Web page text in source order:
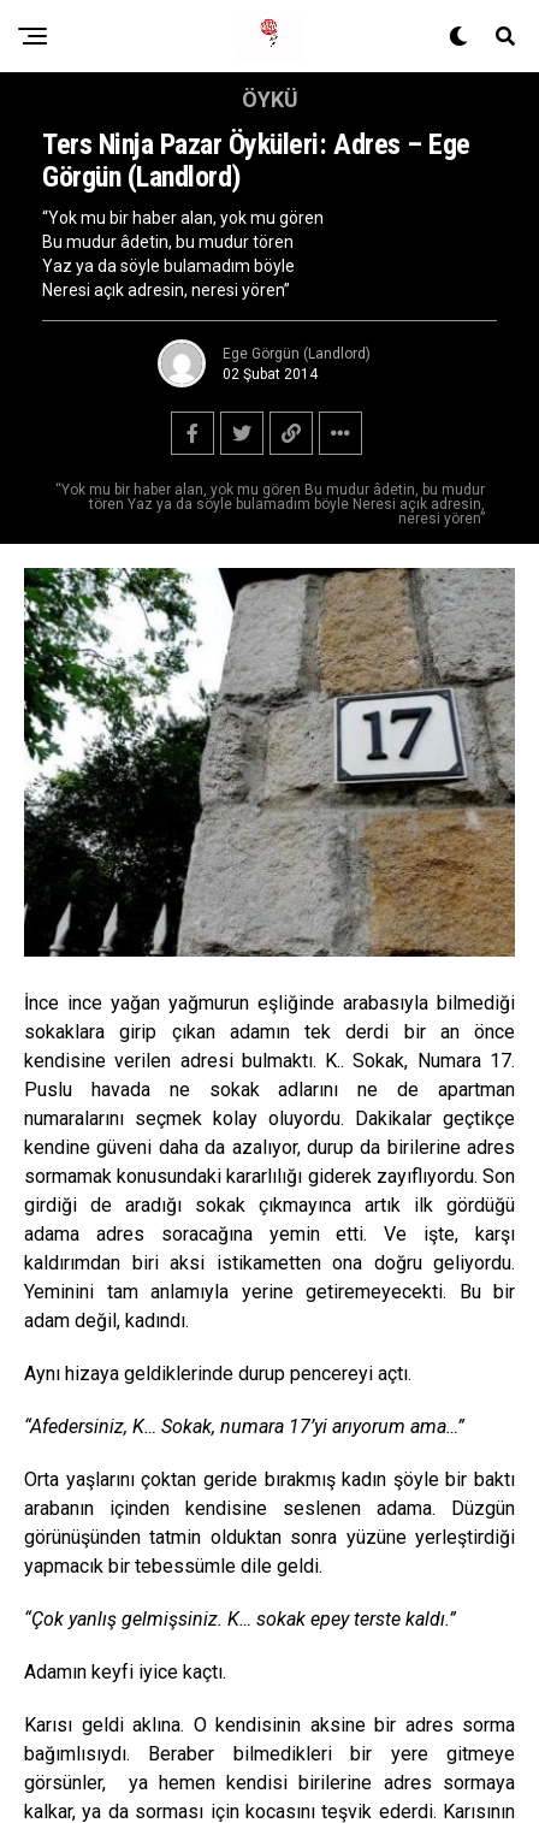
“Yok mu bir haber alan, yok mu gören Bu mudur âdetin, bu mudur
tören Yaz ya da söyle bulamadım böyle Neresi açık adresin,
neresi yören”
ÖYKÜ
Ters Ninja Pazar Öyküleri: Adres – Ege
Görgün (Landlord)
“Yok mu bir haber alan, yok mu gören
Bu mudur âdetin, bu mudur tören
Yaz ya da söyle bulamadım böyle
Neresi açık adresin, neresi yören”
Ege Görgün (Landlord)
02 Şubat 2014
İnce ince yağan yağmurun eşliğinde arabasıyla bilmediği
sokaklara girip çıkan adamın tek derdi bir an önce
kendisine verilen adresi bulmaktı. K.. Sokak, Numara 17.
Puslu havada ne sokak adlarını ne de apartman
numaralarını seçmek kolay oluyordu. Dakikalar geçtikçe
kendine güveni daha da azalıyor, durup da birilerine adres
sormamak konusundaki kararlılığı giderek zayıflıyordu. Son
girdiği de aradığı sokak çıkmayınca artık ilk gördüğü
adama adres soracağına yemin etti. Ve işte, karşı
kaldırımdan biri aksi istikametten ona doğru geliyordu.
Yeminini tam anlamıyla yerine getiremeyecekti. Bu bir
adam değil, kadındı.
Aynı hizaya geldiklerinde durup pencereyi açtı.
“Afedersiniz, K… Sokak, numara 17’yi arıyorum ama…”
Orta yaşlarını çoktan geride bırakmış kadın şöyle bir baktı
arabanın içinden kendisine seslenen adama. Düzgün
görünüşünden tatmin olduktan sonra yüzüne yerleştirdiği
yapmacık bir tebessümle dile geldi.
“Çok yanlış gelmişsiniz. K… sokak epey terste kaldı.”
Adamın keyfi iyice kaçtı.
Karısı geldi aklına. O kendisinin aksine bir adres sorma
bağımlısıydı. Beraber bilmedikleri bir yere gitmeye
görsünler, ya hemen kendisi birilerine adres sormaya
kalkar, ya da sorması için kocasını teşvik ederdi. Karısının